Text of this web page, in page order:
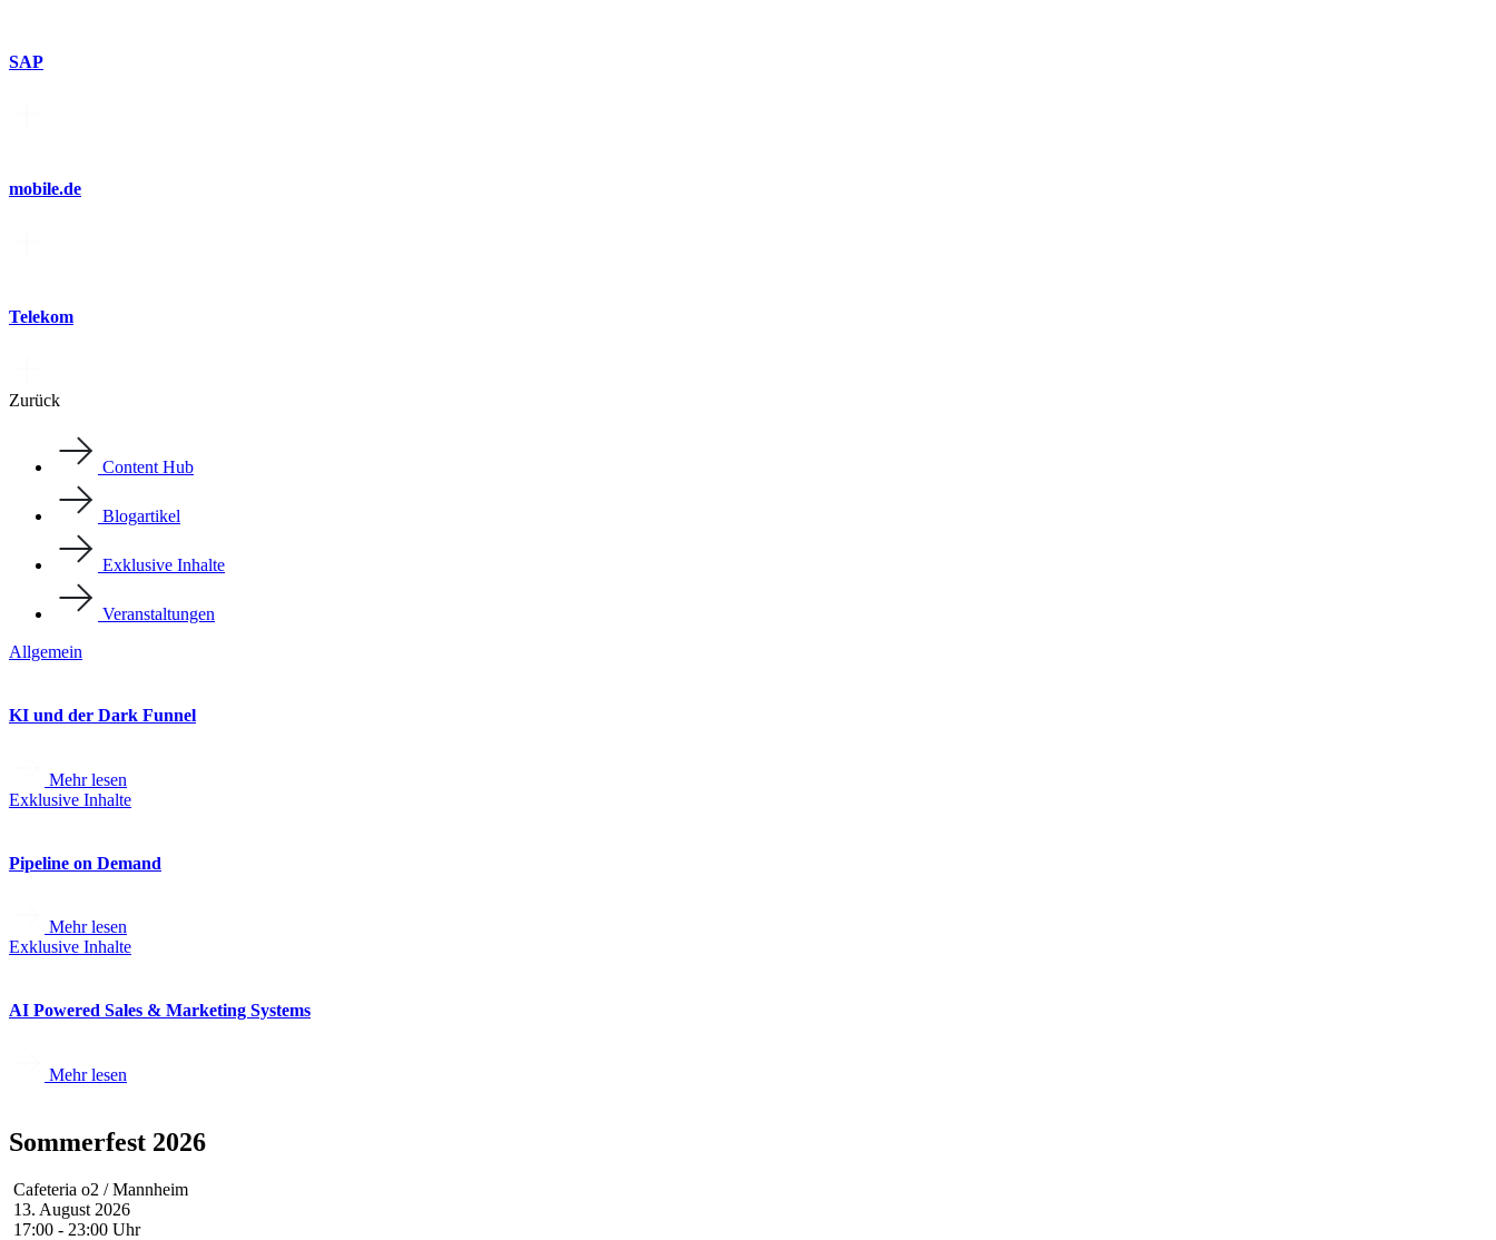
SAP
mobile.de
Telekom
Zurück
Content Hub
Blogartikel
Exklusive Inhalte
Veranstaltungen
Allgemein
KI und der Dark Funnel
Mehr lesen
Exklusive Inhalte
Pipeline on Demand
Mehr lesen
Exklusive Inhalte
AI Powered Sales & Marketing Systems
Mehr lesen
Sommerfest 2026
Cafeteria o2 / Mannheim
13. August 2026
17:00 - 23:00 Uhr